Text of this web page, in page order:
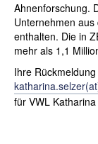
Ahnenforschung.
Unternehmen
enthalten. Die in
mehr als 1,1
Ihre
für VWL Katharina